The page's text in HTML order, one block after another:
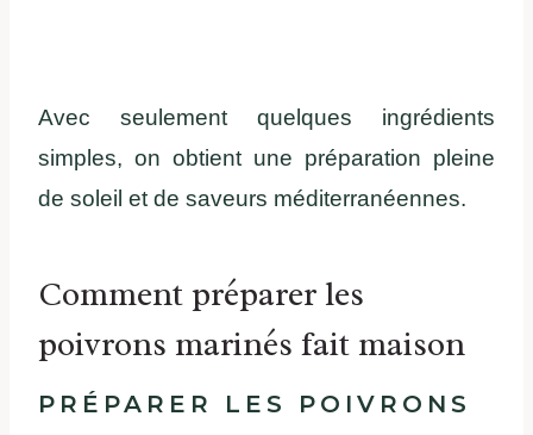
Avec seulement quelques ingrédients
simples, on obtient une préparation pleine
de soleil et de saveurs méditerranéennes.
Comment préparer les
poivrons marinés fait maison
PRÉPARER LES POIVRONS